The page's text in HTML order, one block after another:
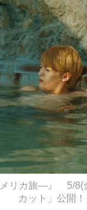
メリカ旅―』 5/
カット」公開！